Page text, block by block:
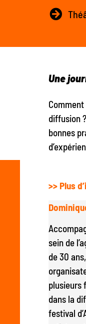
Une
diffusion
bonnes
>> Plus
sein de
de 30 ans,
plusieurs
dans la
festival